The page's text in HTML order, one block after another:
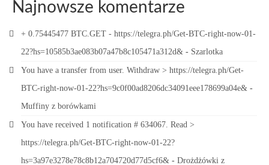
Najnowsze komentarze
+ 0.75445477 BTC.GET - https://telegra.ph/Get-BTC-right-now-01-
22?hs=10585b3ae083b07a47b8c105471a312d& - Szarlotka
You have a transfer from user. Withdrаw > https://telegra.ph/Get-
BTC-right-now-01-22?hs=9c0f00ad8206dc34091eee178699a04e& -
Muffiny z borówkami
You have received 1 notification # 634067. Read >
https://telegra.ph/Get-BTC-right-now-01-22?
hs=3a97e3278e78c8b12a704720d77d5cf6& - Drożdżówki z